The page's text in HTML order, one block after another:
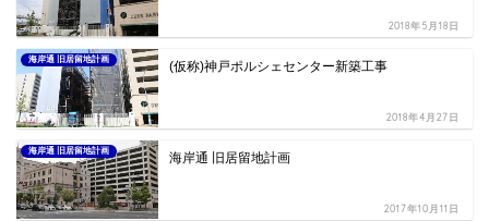
2018年5月18日
海岸通 旧居留地計画 (仮称)神戸ポルシェセンター新築工事
2018年4月27日
海岸通 旧居留地計画 海岸通 旧居留地計画
2017年10月11日